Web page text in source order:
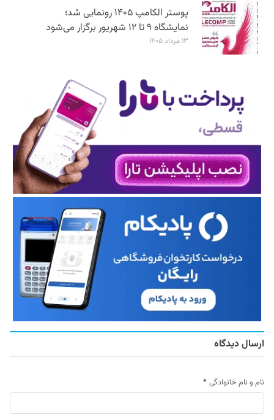
پوستر الکامپ ۱۴۰۵ رونمایی شد؛
نمایشگاه ۹ تا ۱۲ شهریور برگزار می‌شود
۱۳ مرداد ۱۴۰۵
ارسال دیدگاه
نام و نام خانوادگی *